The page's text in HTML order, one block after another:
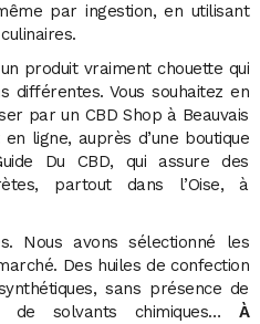
par ingestion, en utilisant
produit vraiment chouette qui
différentes. Vous souhaitez en
par un CBD Shop à Beauvais
ligne, auprès d’une boutique
Du CBD, qui assure des
partout dans l’Oise, à
Nous avons sélectionné les
Des huiles de confection
sans présence de
de solvants chimiques… À